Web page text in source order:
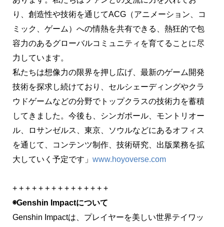
り、創造性や技術を通じてACG（アニメーション、コ
ミック、ゲーム）への情熱を共有できる、熱狂的で包
容力のあるグローバルコミュニティを育てることに尽
力しています。
私たちは想像力の限界を押し広げ、最新のゲーム開発
技術を探求し続けており、セルシェーディングやクラ
ウドゲームなどの分野でトップクラスの技術力を蓄積
してきました。今後も、シンガポール、モントリオー
ル、ロサンゼルス、東京、ソウルなどにあるオフィス
を通じて、コンテンツ制作、技術研究、出版業務を拡
大していく予定です」 www.hoyoverse.com
+ + + + + + + + + + + + + + +
◉Genshin Impactについて
Genshin Impactは、プレイヤーを美しい世界テイワッ